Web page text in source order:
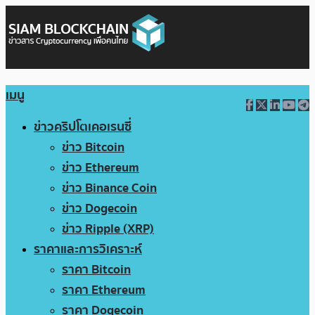
เมนู
ข่าวคริปโตเคอเรนซี่
ข่าว Bitcoin
ข่าว Ethereum
ข่าว Binance Coin
ข่าว Dogecoin
ข่าว Ripple (XRP)
ราคาและการวิเคราะห์
ราคา Bitcoin
ราคา Ethereum
ราคา Dogecoin